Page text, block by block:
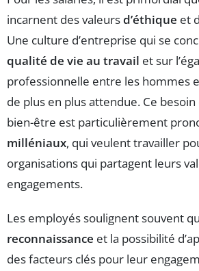
incarnent des valeursd’éthique et
Une culture d’entreprise qui se
qualité de vie au travail et sur
professionnelle entre les hommes
de plus en plus attendue. Ce besoin
bien-être est particulièrement
milléniaux, qui veulent travailler
organisations qui partagent leurs
engagements.
Les employés soulignent souvent
reconnaissance et la possibilité
des facteurs clés pour leur